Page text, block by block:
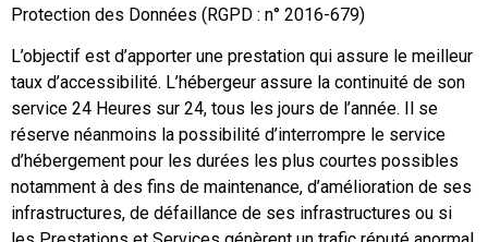
Protection des Données (RGPD : n° 2016-679)
L’objectif est d’apporter une prestation qui assure le meilleur
taux d’accessibilité. L’hébergeur assure la continuité de son
service 24 Heures sur 24, tous les jours de l’année. Il se
réserve néanmoins la possibilité d’interrompre le service
d’hébergement pour les durées les plus courtes possibles
notamment à des fins de maintenance, d’amélioration de ses
infrastructures, de défaillance de ses infrastructures ou si